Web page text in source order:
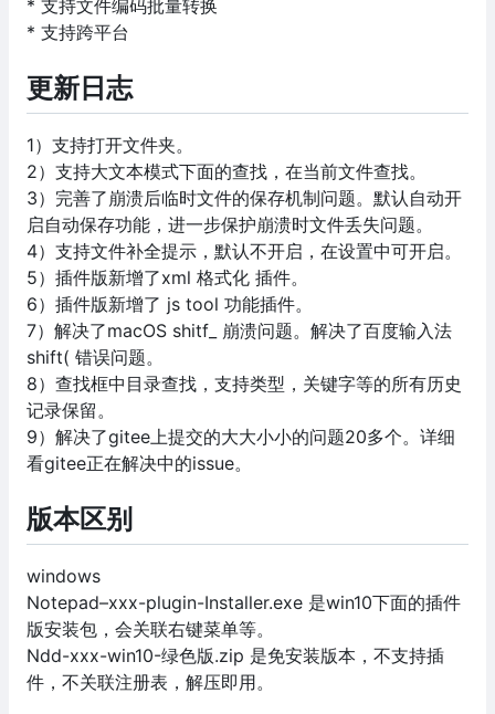
* 支持文件编码批量转换
* 支持跨平台
更新日志
1）支持打开文件夹。
2）支持大文本模式下面的查找，在当前文件查找。
3）完善了崩溃后临时文件的保存机制问题。默认自动开
启自动保存功能，进一步保护崩溃时文件丢失问题。
4）支持文件补全提示，默认不开启，在设置中可开启。
5）插件版新增了xml 格式化 插件。
6）插件版新增了 js tool 功能插件。
7）解决了macOS shitf_ 崩溃问题。解决了百度输入法
shift( 错误问题。
8）查找框中目录查找，支持类型，关键字等的所有历史
记录保留。
9）解决了gitee上提交的大大小小的问题20多个。详细
看gitee正在解决中的issue。
版本区别
windows
Notepad–xxx-plugin-Installer.exe 是win10下面的插件
版安装包，会关联右键菜单等。
Ndd-xxx-win10-绿色版.zip 是免安装版本，不支持插
件，不关联注册表，解压即用。